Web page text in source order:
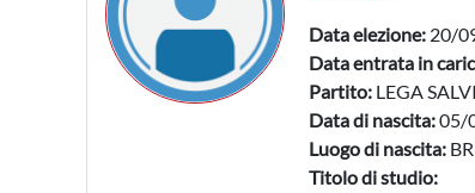
Data elezione: 20/
Data entrata in
Partito: LEGA
Data di nascita:05/
Luogo di nascita:
Titolo di studio: